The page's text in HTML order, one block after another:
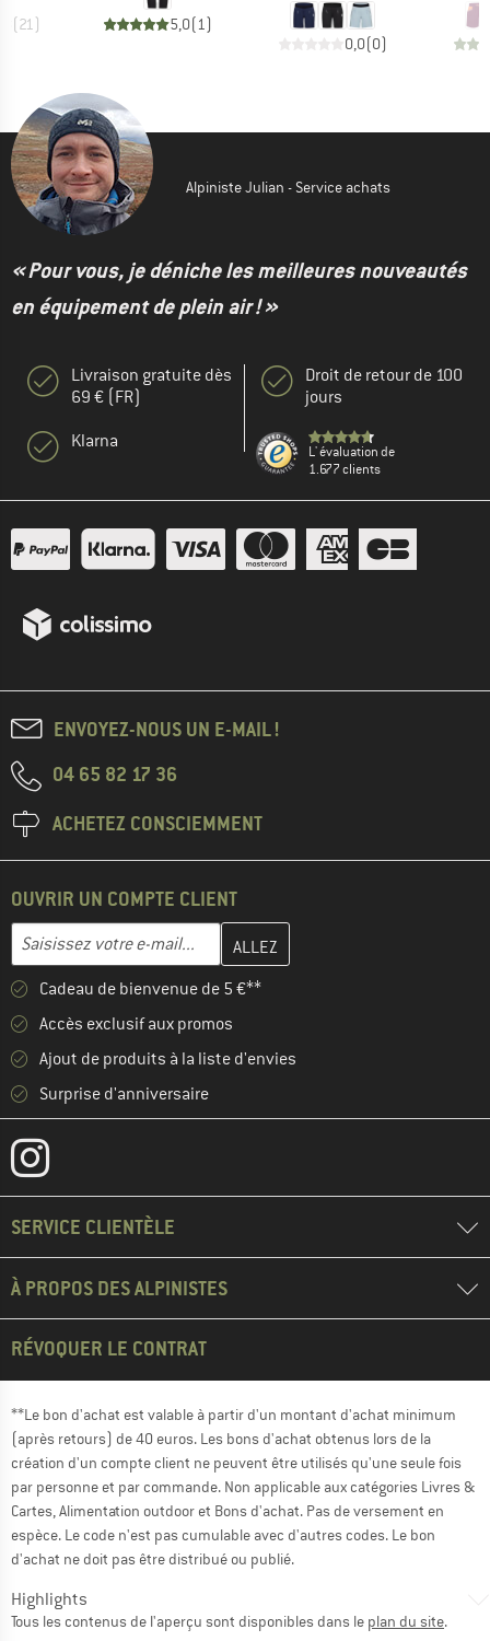
(21) 5,0(1)
0,0(0)
Alpiniste Julian - Service achats
« Pour vous, je déniche les meilleures nouveautés
en équipement de plein air ! »
Livraison gratuite dès
69 € (FR)
Klarna
Droit de retour de 100
jours
L' évaluation de
1.677 clients
ENVOYEZ-NOUS UN E-MAIL !
04 65 82 17 36
ACHETEZ CONSCIEMMENT
OUVRIR UN COMPTE CLIENT
Adresse e-mail
Entrez votre adresse e-mail ici et créez votre compte client à la
Cadeau de bienvenue de 5 €**
Accès exclusif aux promos
Ajout de produits à la liste d'envies
Surprise d'anniversaire
SERVICE CLIENTÈLE
À PROPOS DES ALPINISTES
RÉVOQUER LE CONTRAT
**Le bon d'achat est valable à partir d'un montant d'achat minimum
(après retours) de 40 euros. Les bons d'achat obtenus lors de la
création d'un compte client ne peuvent être utilisés qu'une seule fois
par personne et par commande. Non applicable aux catégories Livres &
Cartes, Alimentation outdoor et Bons d'achat. Pas de versement en
espèce. Le code n'est pas cumulable avec d'autres codes. Le bon
d'achat ne doit pas être distribué ou publié.
Highlights
Tous les contenus de l'aperçu sont disponibles dans le plan du site.